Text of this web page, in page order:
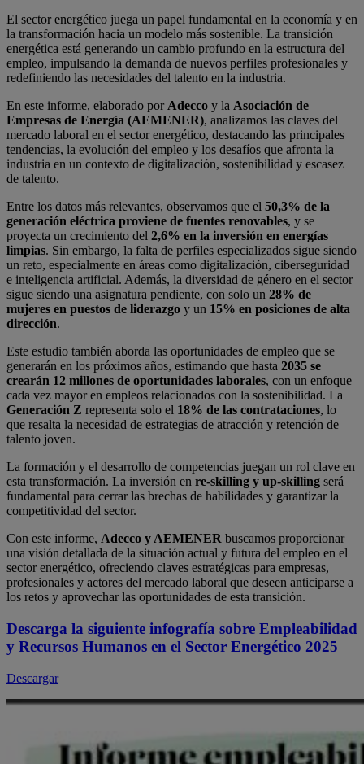
El sector energético juega un papel fundamental en la economía y en
la transformación hacia un modelo más sostenible. La transición
energética está generando un cambio profundo en la estructura del
empleo, impulsando la demanda de nuevos perfiles profesionales y
redefiniendo las necesidades del talento en la industria.
En este informe, elaborado por Adecco y la Asociación de
Empresas de Energía (AEMENER), analizamos las claves del
mercado laboral en el sector energético, destacando las principales
tendencias, la evolución del empleo y los desafíos que afronta la
industria en un contexto de digitalización, sostenibilidad y escasez
de talento.
Entre los datos más relevantes, observamos que el 50,3% de la
generación eléctrica proviene de fuentes renovables, y se
proyecta un crecimiento del 2,6% en la inversión en energías
limpias. Sin embargo, la falta de perfiles especializados sigue siendo
un reto, especialmente en áreas como digitalización, ciberseguridad
e inteligencia artificial. Además, la diversidad de género en el sector
sigue siendo una asignatura pendiente, con solo un 28% de
mujeres en puestos de liderazgo y un 15% en posiciones de alta
dirección.
Este estudio también aborda las oportunidades de empleo que se
generarán en los próximos años, estimando que hasta 2035 se
crearán 12 millones de oportunidades laborales, con un enfoque
cada vez mayor en empleos relacionados con la sostenibilidad. La
Generación Z representa solo el 18% de las contrataciones, lo
que resalta la necesidad de estrategias de atracción y retención de
talento joven.
La formación y el desarrollo de competencias juegan un rol clave en
esta transformación. La inversión en re-skilling y up-skilling será
fundamental para cerrar las brechas de habilidades y garantizar la
competitividad del sector.
Con este informe, Adecco y AEMENER buscamos proporcionar
una visión detallada de la situación actual y futura del empleo en el
sector energético, ofreciendo claves estratégicas para empresas,
profesionales y actores del mercado laboral que deseen anticiparse a
los retos y aprovechar las oportunidades de esta transición.
Descarga la siguiente infografía sobre Empleabilidad
y Recursos Humanos en el Sector Energético 2025
Descargar